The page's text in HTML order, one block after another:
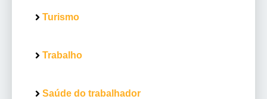
Turismo
Trabalho
Saúde do trabalhador